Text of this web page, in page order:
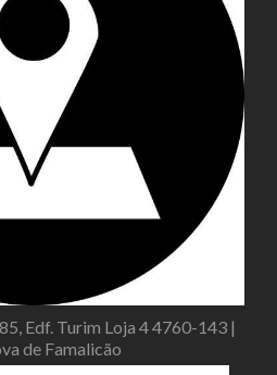
Edf. Turim Loja 4 4760-143 |
de Famalicão